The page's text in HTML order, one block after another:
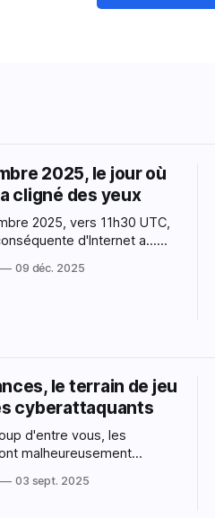
2025, le jour où
cligné des yeux
2025, vers 11h30 UTC,
d'Internet a...
dit, mais tout simplement
09 déc. 2025
le terrain de jeu
cyberattaquants
d'entre vous, les
malheureusement
L’été est
03 sept. 2025